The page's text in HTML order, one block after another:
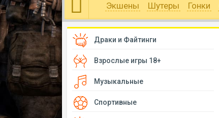
Экшены Шутеры Гонки
Драки и Файтинги
Взрослые игры 18+
Музыкальные
Спортивные